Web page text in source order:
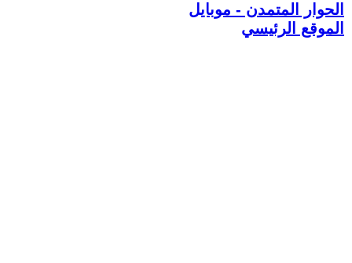
الحوار المتمدن - موبايل
الموقع الرئيسي